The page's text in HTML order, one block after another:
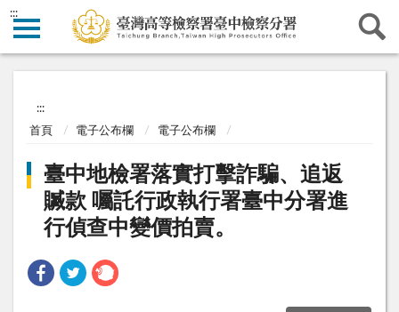
:::
:::
首頁 電子公布欄 電子公布欄
臺中地檢署落實打擊詐騙、追返
贓款 囑託行政執行署臺中分署進
行偵查中變價拍賣。